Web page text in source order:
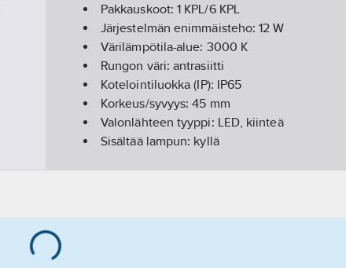
Pakkauskoot:1 KPL/6 KPL
Järjestelmän enimmäisteho:12 W
Värilämpötila-alue: 3000 K
Rungon väri:antrasiitti
Kotelointiluokka (IP): IP65
Korkeus/syvyys:45 mm
Valonlähteen tyyppi: LED, kiinteä
Sisältää lampun: kyllä
Pituus:200mm